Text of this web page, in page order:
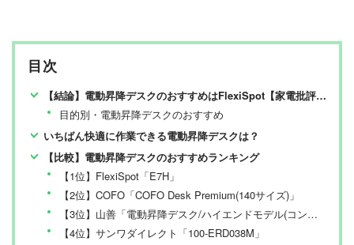
目次
【結論】電動昇降デスクのおすすめはFlexiSpot【家電批評が検証】
目的別・電動昇降デスクのおすすめ
いちばん快適に作業できる電動昇降デスクは？
【比較】電動昇降デスクのおすすめランキング
【1位】FlexiSpot「E7H」
【2位】COFO「COFO Desk Premium(140サイズ)」
【3位】山善「電動昇降デスク/ハイエンドモデル(コンセント付き厚型天板/幅140cm) EHD-1470」
【4位】サンワダイレクト「100-ERD038M」